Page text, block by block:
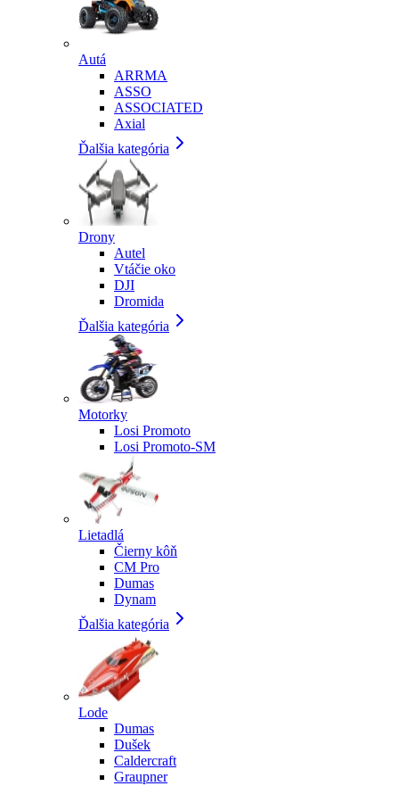
Autá
ARRMA
ASSO
ASSOCIATED
Axial
Ďalšia kategória
Drony
Autel
Vtáčie oko
DJI
Dromida
Ďalšia kategória
Motorky
Losi Promoto
Losi Promoto-SM
Lietadlá
Čierny kôň
CM Pro
Dumas
Dynam
Ďalšia kategória
Lode
Dumas
Dušek
Caldercraft
Graupner